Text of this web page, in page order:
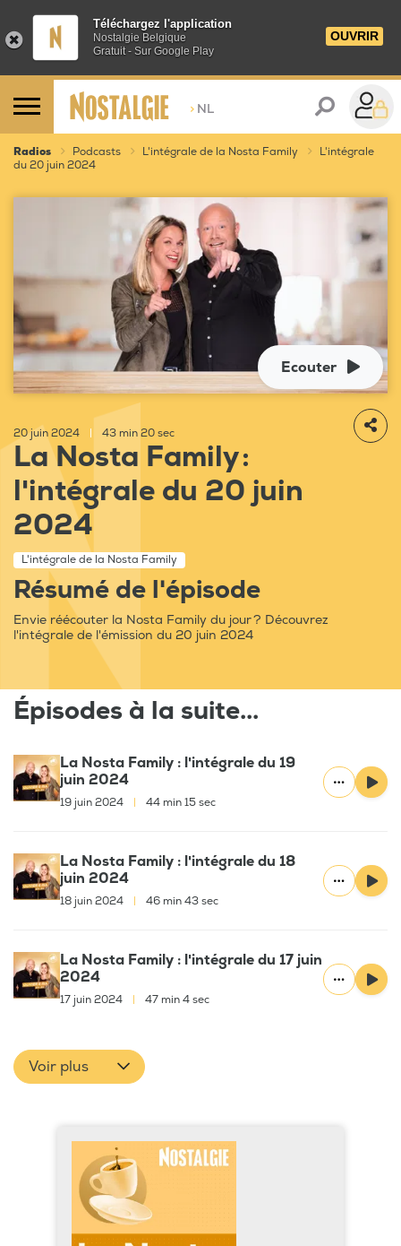
Téléchargez l'application
Nostalgie Belgique
Gratuit - Sur Google Play
OUVRIR
> NL
Radios Podcasts L'intégrale de la Nosta Family
L'intégrale
du 20 juin 2024
Ecouter
20 juin 2024 43 min 20 sec
La Nosta Family :
l'intégrale du 20 juin
2024
L'intégrale de la Nosta Family
Résumé de l'épisode
Envie réécouter la Nosta Family du jour ? Découvrez
l'intégrale de l'émission du 20 juin 2024
Épisodes à la suite...
La Nosta Family : l'intégrale du 19
juin 2024
19 juin 2024 44 min 15 sec
La Nosta Family : l'intégrale du 18
juin 2024
18 juin 2024 46 min 43 sec
La Nosta Family : l'intégrale du 17 juin
2024
17 juin 2024 47 min 4 sec
Voir plus